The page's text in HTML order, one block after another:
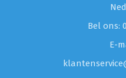
Bel ons:
E-